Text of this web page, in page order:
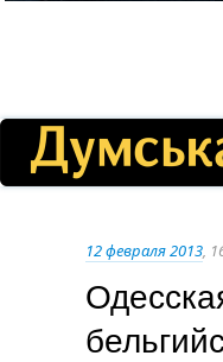
12 февраля 2013,